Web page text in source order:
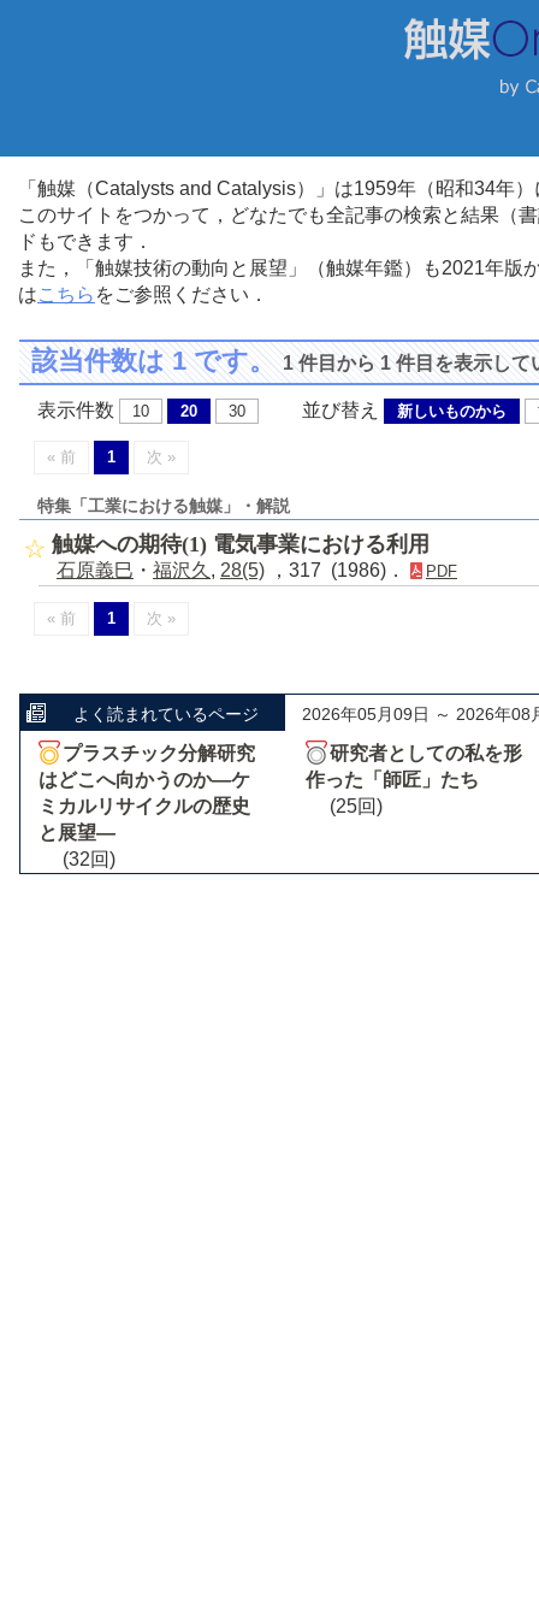
「触媒（Catalysts and Catalysis）」は1959年（昭和34年
このサイトをつかって，どなたでも全記事の検索と結果（
ドもできます．
また，「触媒技術の動向と展望」（触媒年鑑）も2021年
はこちら をご参照ください．
該当件数は 1 です。1 件目から 1 件目を表示して
表示件数 10 20 30 並び替え 新しいものから
« 前 1 次 »
特集「工業における触媒」・解説
触媒への期待(1) 電気事業における利用
石原義巳 ・ 福沢久 , 28(5) ，317 (1986)． PDF
« 前 1 次 »
よく読まれているページ 2026年05月09日 ～ 2026年08
プラスチック分解研究
はどこへ向かうのか―ケ
ミカルリサイクルの歴史
と展望―
(32回)
研究者としての私を形
作った「師匠」たち
(25回)